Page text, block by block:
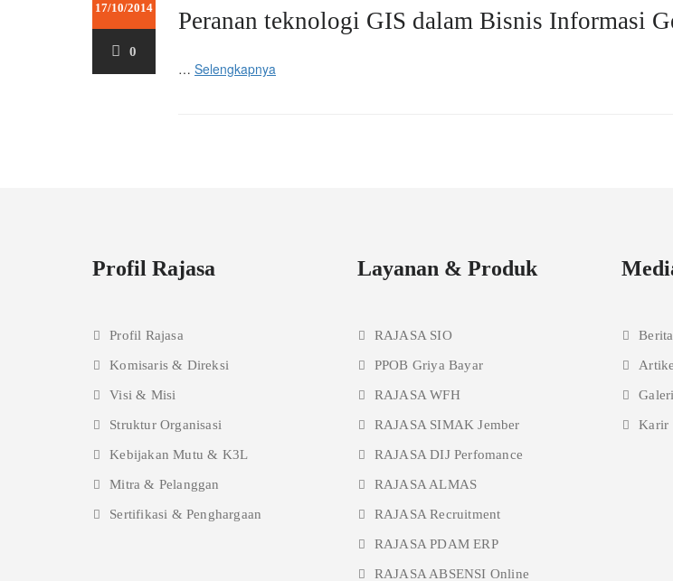
17/10/2014
0
Peranan teknologi GIS dalam Bisnis Informasi
… Selengkapnya
Profil Rajasa
Profil Rajasa
Komisaris & Direksi
Visi & Misi
Struktur Organisasi
Kebijakan Mutu & K3L
Mitra & Pelanggan
Sertifikasi & Penghargaan
Layanan & Produk
RAJASA SIO
PPOB Griya Bayar
RAJASA WFH
RAJASA SIMAK Jember
RAJASA DIJ Perfomance
RAJASA ALMAS
RAJASA Recruitment
RAJASA PDAM ERP
RAJASA ABSENSI Online
Berita
Galeri
Karir